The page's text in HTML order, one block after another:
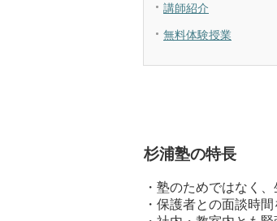
講師紹介
無料体験授業
杉浦塾の特長
・塾のためではなく
・保護者との面談時